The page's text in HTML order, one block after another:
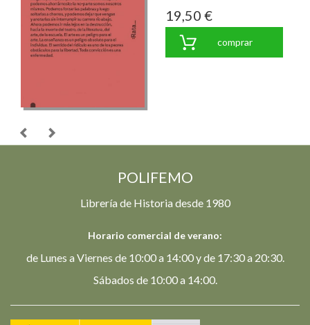
19,50 €
comprar
POLIFEMO
Librería de Historia desde 1980
Horario comercial de verano:
de Lunes a Viernes de 10:00 a 14:00 y de 17:30 a 20:30.
Sábados de 10:00 a 14:00.